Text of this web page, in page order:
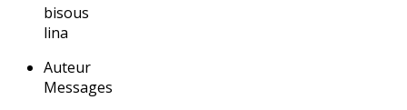
bisous
lina
Auteur
Messages